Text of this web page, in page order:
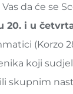
da će se
20. i u
(Korzo
koji
skupnim